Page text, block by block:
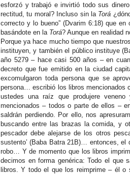
esforzó y trabajó e invirtió todo sus
rectitud, tu moral? Incluso sin la Torá
correcto y lo bueno” (Dvarim 6:18) que
basándote en la Torá? Aunque en realidad
Porque ya hace mucho tiempo que
instituyen, y también el público instituye
año 5279 – hace casi 500 años – en
decreto que fue emitido en la ciudad
excomulgaron toda persona que se
persona… escribió los libros mencionados
ustedes una raíz que produjere
mencionados – todos o parte de ellos –
saldrán perdiendo. Por ello, nos
buscando entre las brazas la comida, y
pescador debe alejarse de los otros
sustento’ (Baba Batra 21B)… entonces,
robo … Y de momento que los libros
decimos en forma genérica: Todo el que
libros. Y todo el que los reimprime – él o